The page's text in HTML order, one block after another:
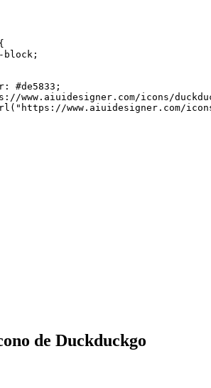
block;
#de5833;
www.aiuidesigner.com/icons/
www.aiuidesigner.com/
de Duckduckgo